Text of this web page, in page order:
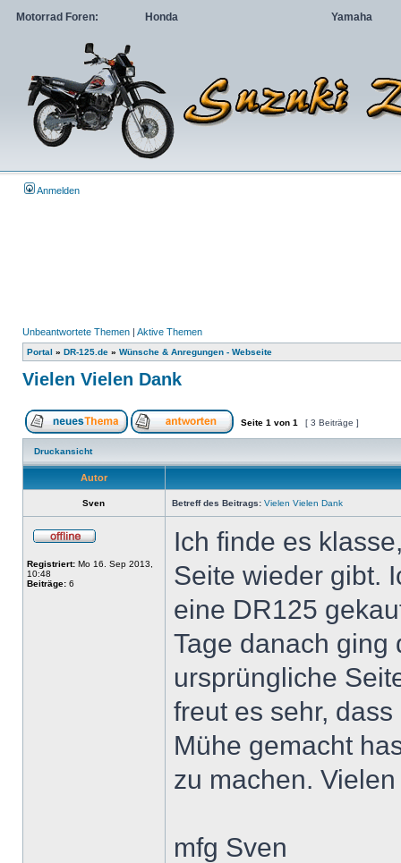
Motorrad Foren: Honda Yamaha
Anmelden
Unbeantwortete Themen | Aktive Themen
Portal » DR-125.de » Wünsche & Anregungen - Webseite
Vielen Vielen Dank
Seite 1 von 1 [ 3 Beiträge ]
Druckansicht
Autor
Sven Betreff des Beitrags: Vielen Vielen Dank
Registriert: Mo 16. Sep 2013,
10:48
Beiträge: 6
Ich finde es
Seite wieder gibt.
eine DR125
Tage danach ging
ursprüngliche
freut es sehr,
Mühe gemacht
zu machen.
mfg Sven